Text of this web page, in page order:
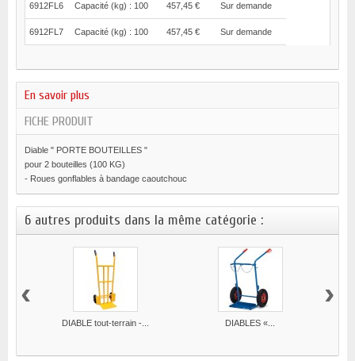
6912FL6 Capacité (kg) : 100 457,45 € Sur demande
6912FL7 Capacité (kg) : 100 457,45 € Sur demande
En savoir plus
FICHE PRODUIT
Diable " PORTE BOUTEILLES "
pour 2 bouteilles (100 KG)
- Roues gonflables à bandage caoutchouc
6 autres produits dans la même catégorie :
DIABLE tout-terrain -... DIABLES «...
‹ ›